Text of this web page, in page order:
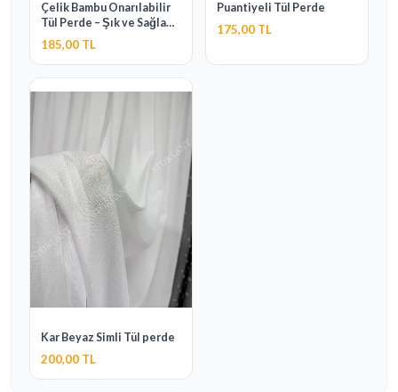
Çelik Bambu Onarılabilir
Tül Perde – Şık ve Sağlam
Dokuma Kumaş -Kendini
Düzelten Tül Perde
185,00 TL
Puantiyeli Tül Perde
175,00 TL
Kar Beyaz Simli Tül perde
200,00 TL